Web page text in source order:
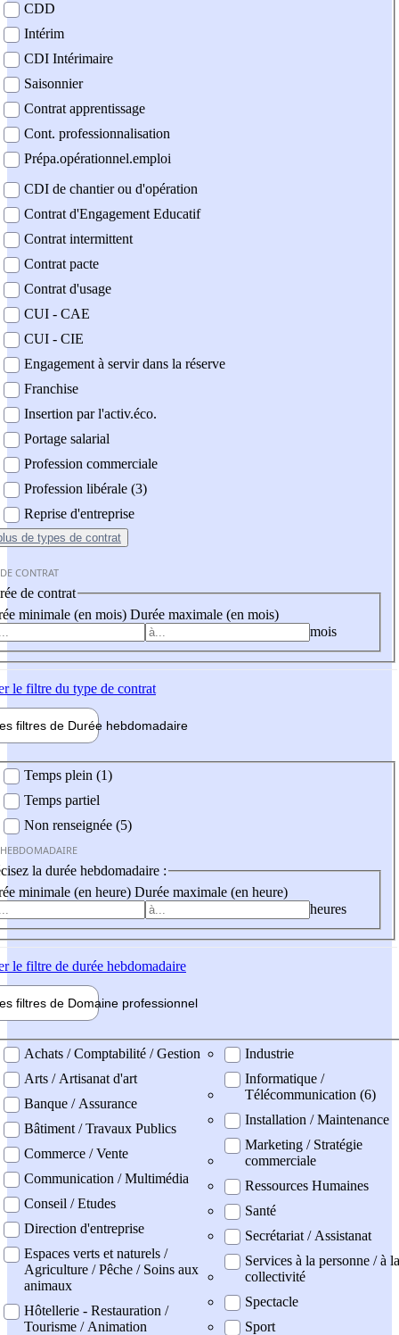
CDD
Intérim
CDI Intérimaire
Saisonnier
Contrat apprentissage
Cont. professionnalisation
Prépa.opérationnel.emploi
CDI de chantier ou d'opération
Contrat d'Engagement Educatif
Contrat intermittent
Contrat pacte
Contrat d'usage
CUI - CAE
CUI - CIE
Engagement à servir dans la réserve
Franchise
Insertion par l'activ.éco.
Portage salarial
Profession commerciale
Profession libérale (3)
Reprise d'entreprise
de types de contrat
CONTRAT
de contrat
minimale (en mois) Durée maximale (en mois)
mois
le filtre du type de contrat
filtres de Durée hebdomadaire
Temps plein (1)
Temps partiel
Non renseignée (5)
la durée hebdomadaire :
minimale (en heure) Durée maximale (en heure)
heures
le filtre de durée hebdomadaire
filtres de Domaine professionnel
professionel
Achats / Comptabilité / Gestion
Arts / Artisanat d'art
Banque / Assurance
Bâtiment / Travaux Publics
Commerce / Vente
Communication / Multimédia
Conseil / Etudes
Direction d'entreprise
Espaces verts et naturels /
Agriculture / Pêche / Soins aux
animaux
Hôtellerie - Restauration /
Tourisme / Animation
Industrie
Informatique /
Télécommunication (6)
Installation / Maintenance
Marketing / Stratégie
commerciale
Ressources Humaines
Santé
Secrétariat / Assistanat
Services à la personne / à la
collectivité
Spectacle
Sport